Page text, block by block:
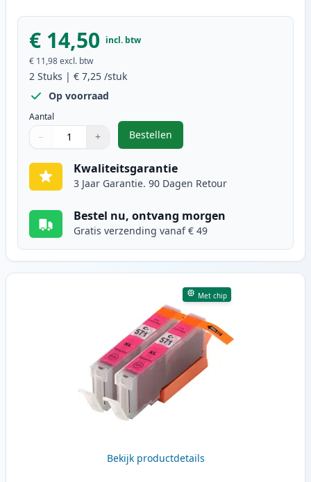
€ 14,50 incl. btw
€ 11,98excl. btw
2 Stuks | € 7,25 /stuk
Op voorraad
Aantal
Gebruik de knoppen om aan te passen
− +
1
Bestellen
,2 stuks Canon CLI-571XL
Kwaliteitsgarantie
3 Jaar Garantie. 90 Dagen Retour
Bestel nu, ontvang morgen
Gratis verzending vanaf € 49
Met chip
Bekijk productdetails